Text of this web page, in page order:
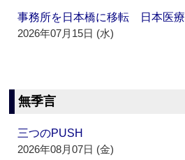
事務所を日本橋に移転 日本医
2026年07月15日 (水)
無季言
三つのPUSH
2026年08月07日 (金)